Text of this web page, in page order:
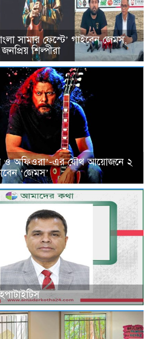
সামার ফেস্টে’ গাইবেন জেমস,
শিল্পীরা
ও অফিওরা’-এর যৌথ আয়োজনে ২
‘জেমস’